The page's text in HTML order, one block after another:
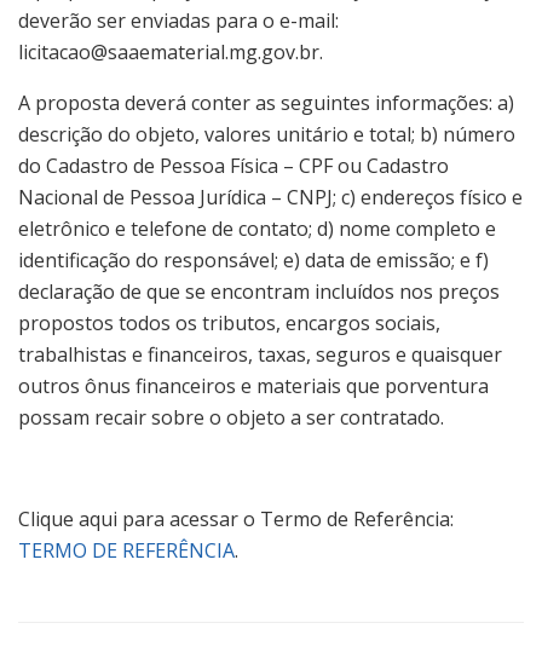
deverão ser enviadas para o e-mail:
licitacao@saaematerial.mg.gov.br.
A proposta deverá conter as seguintes informações: a)
descrição do objeto, valores unitário e total; b) número
do Cadastro de Pessoa Física – CPF ou Cadastro
Nacional de Pessoa Jurídica – CNPJ; c) endereços físico e
eletrônico e telefone de contato; d) nome completo e
identificação do responsável; e) data de emissão; e f)
declaração de que se encontram incluídos nos preços
propostos todos os tributos, encargos sociais,
trabalhistas e financeiros, taxas, seguros e quaisquer
outros ônus financeiros e materiais que porventura
possam recair sobre o objeto a ser contratado.
Clique aqui para acessar o Termo de Referência:
TERMO DE REFERÊNCIA.